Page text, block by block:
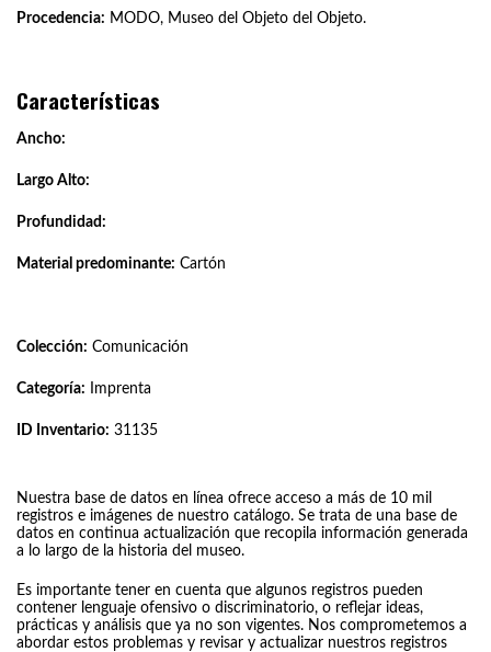
Procedencia: MODO, Museo del Objeto del Objeto.
Características
Ancho:
Largo Alto:
Profundidad:
Material predominante: Cartón
Colección: Comunicación
Categoría: Imprenta
ID Inventario: 31135
Nuestra base de datos en línea ofrece acceso a más de 10 mil
registros e imágenes de nuestro catálogo. Se trata de una base de
datos en continua actualización que recopila información generada
a lo largo de la historia del museo.
Es importante tener en cuenta que algunos registros pueden
contener lenguaje ofensivo o discriminatorio, o reflejar ideas,
prácticas y análisis que ya no son vigentes. Nos comprometemos a
abordar estos problemas y revisar y actualizar nuestros registros